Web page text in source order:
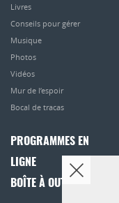
Livres
Conseils pour gérer
Musique
Photos
Vidéos
Mur de l’espoir
Bocal de tracas
PROGRAMMES EN
LIGNE
BOÎTE À OUTILS